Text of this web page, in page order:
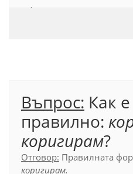
Официален правописен
Въпрос: Как е
правилно:
коригирам?
Отговор: Правилната
коригирам.